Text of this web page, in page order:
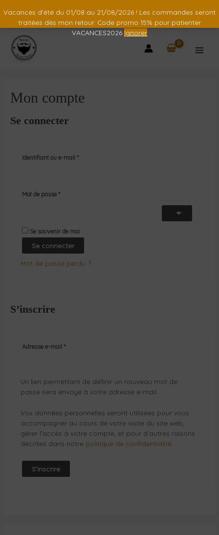
Vacances d'été du 01/08 au 21/08/2026 ! Les commandes seront
traitées dès mon retour. Code promo 15% pour patienter
VACANCES2026 Ignorer
Mon compte
Se connecter
Identifiant ou e-mail *
Mot de passe *
Se souvenir de moi
Se connecter
Mot de passe perdu ?
S’inscrire
Adresse e-mail *
Un lien permettant de définir un nouveau mot de
passe sera envoyé à votre adresse e-mail.
Vos données personnelles seront utilisées pour vous
accompagner au cours de votre visite du site web,
gérer l’accès à votre compte, et pour d’autres raisons
décrites dans notre politique de confidentialité
S’inscrire